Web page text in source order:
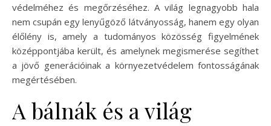
védelméhez és megőrzéséhez. A világ legnagyobb hala
nem csupán egy lenyűgöző látványosság, hanem egy olyan
élőlény is, amely a tudományos közösség figyelmének
középpontjába került, és amelynek megismerése segíthet
a jövő generációinak a környezetvédelem fontosságának
megértésében.
A bálnák és a világ